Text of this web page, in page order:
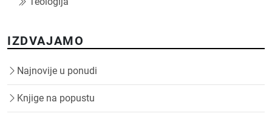
IZDVAJAMO
Najnovije u ponudi
Knjige na popustu